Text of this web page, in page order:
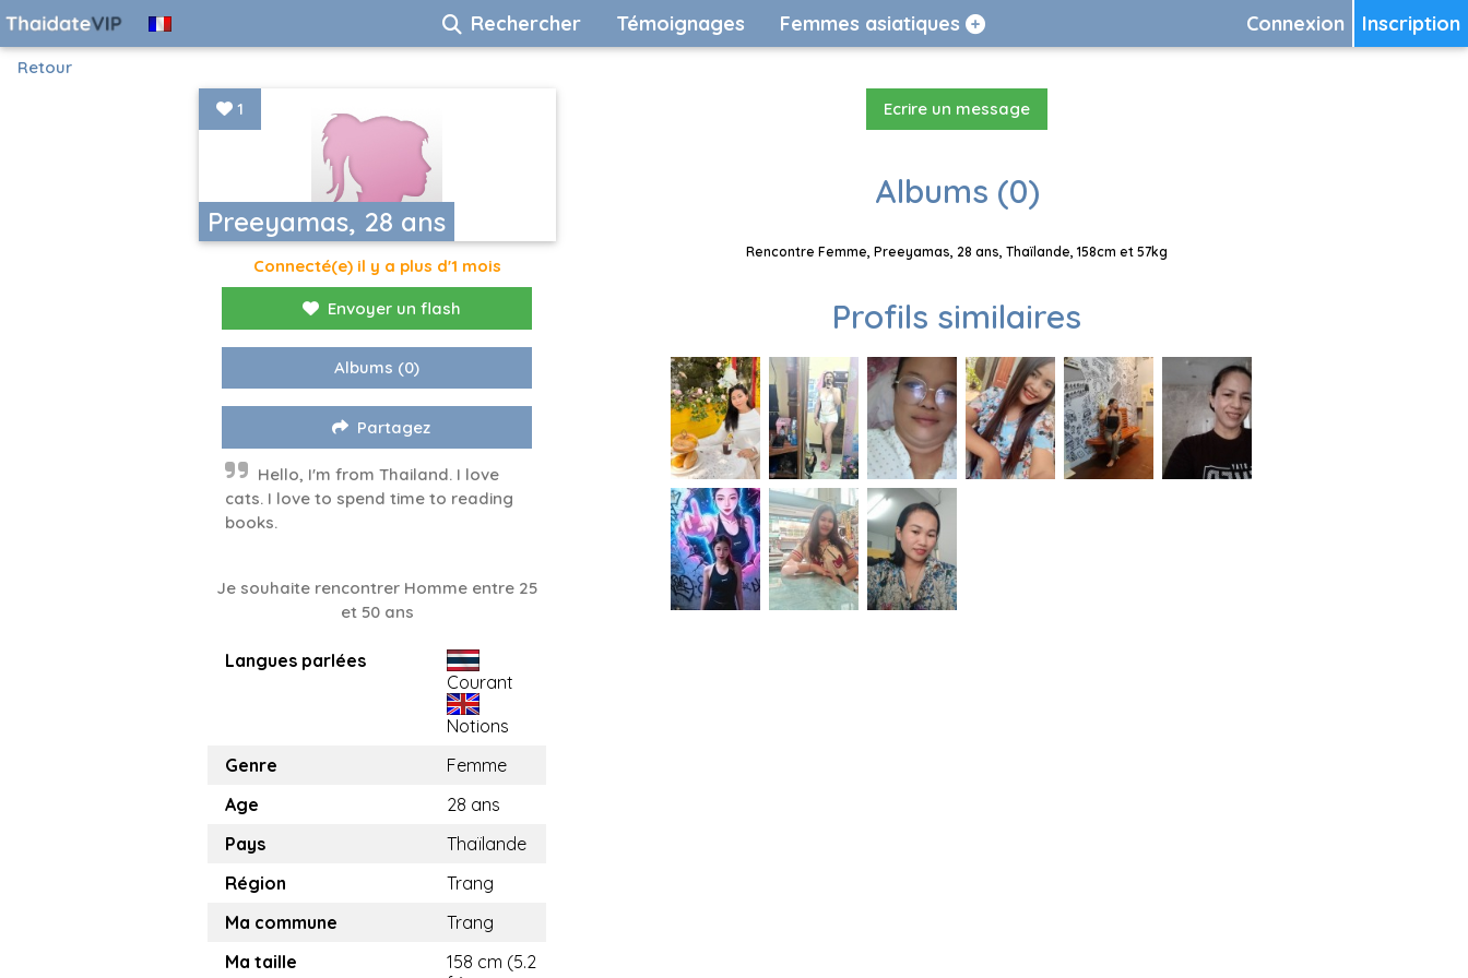
Inscription
Connexion
Rechercher Témoignages Femmes asiatiques
Retour
Preeyamas, 28 ans
1
Connecté(e) il y a plus d'1 mois
Envoyer un flash
Albums (0)
Partagez
Hello, I'm from Thailand. I love
cats. I love to spend time to reading
books.
Je souhaite rencontrer Homme entre 25
et 50 ans
Langues parlées
Courant
Notions
Genre
Femme
Age
28 ans
Pays
Thaïlande
Région
Trang
Ma commune
Trang
Ma taille
158 cm (5.2
Ecrire un message
Albums (0)
Rencontre Femme, Preeyamas, 28 ans, Thaïlande, 158cm et 57kg
Profils similaires